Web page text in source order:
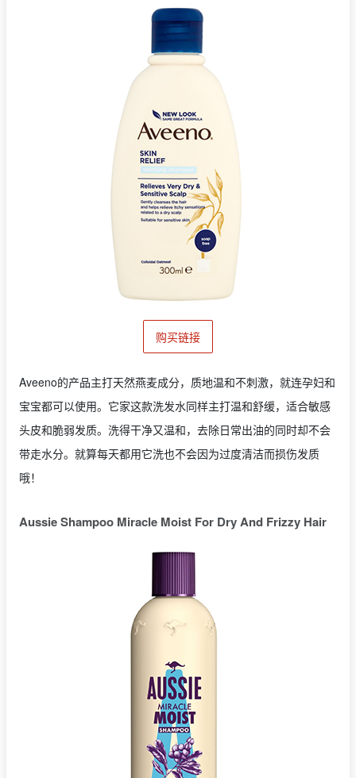
购买链接
Aveeno的产品主打天然燕麦成分，质地温和不刺激，就连孕妇和
宝宝都可以使用。它家这款洗发水同样主打温和舒缓，适合敏感
头皮和脆弱发质。洗得干净又温和，去除日常出油的同时却不会
带走水分。就算每天都用它洗也不会因为过度清洁而损伤发质
哦！
Aussie Shampoo Miracle Moist For Dry And Frizzy Hair